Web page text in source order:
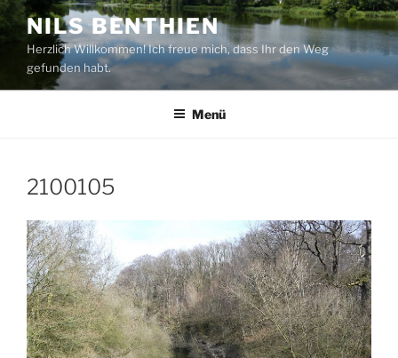
Zum
Inhalt
springen
NILS BENTHIEN
Herzlich Willkommen! Ich freue mich, dass Ihr den Weg
gefunden habt.
Menü
2100105